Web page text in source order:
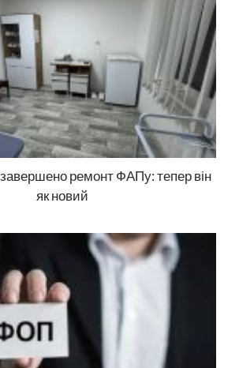
завершено ремонт ФАПу: тепер він
як новий